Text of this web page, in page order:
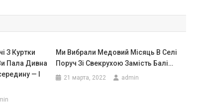
З Куртки
Пала Дивна
— І
Ми Вибрали Медовий Місяць В Селі
Поруч Зі Свекрухою Замість Балі…
21 марта, 2022 admin